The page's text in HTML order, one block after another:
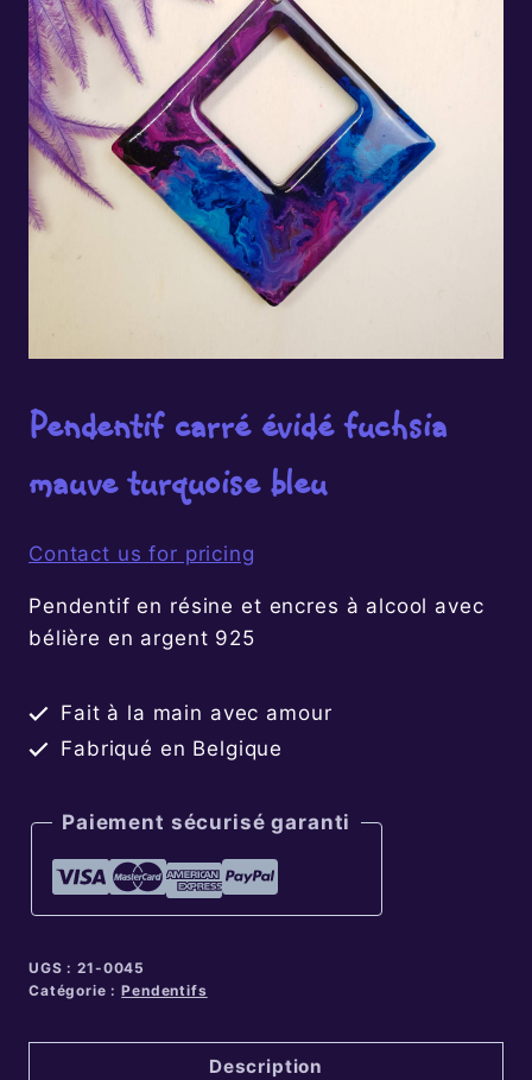
Pendentif carré évidé fuchsia
mauve turquoise bleu
Contact us for pricing
Pendentif en résine et encres à alcool avec
bélière en argent 925
Fait à la main avec amour
Fabriqué en Belgique
Paiement sécurisé garanti
UGS :21-0045
Catégorie :Pendentifs
Description